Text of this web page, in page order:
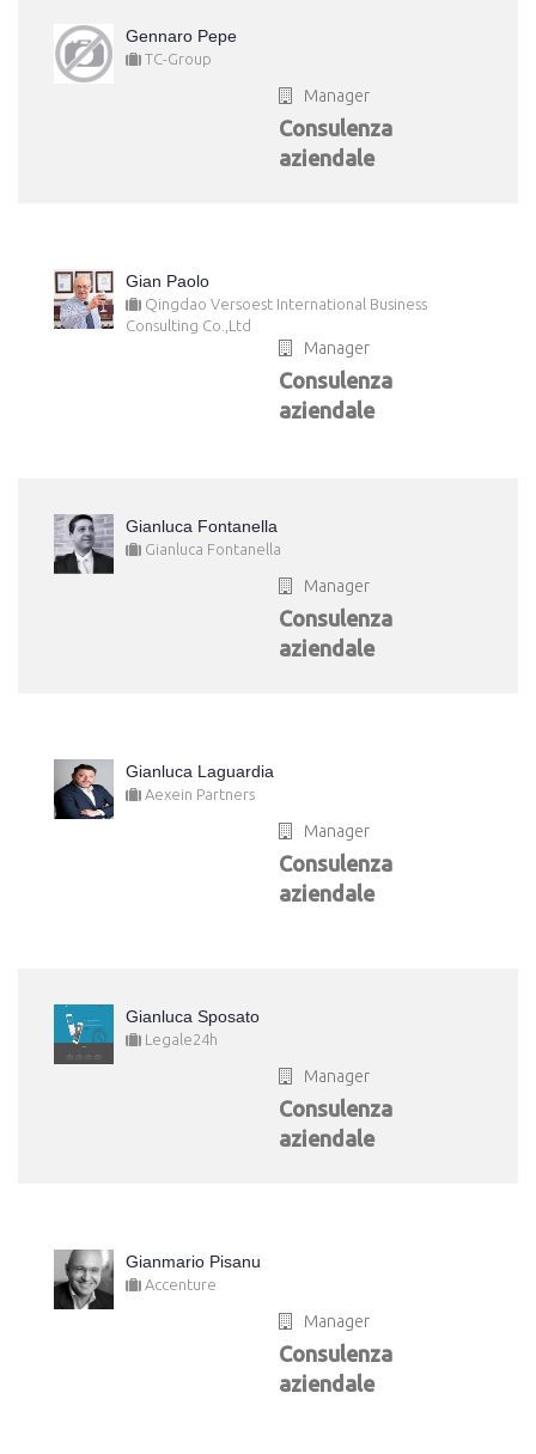
Gennaro Pepe
TC-Group
Manager
Consulenza
aziendale
Gian Paolo
Qingdao Versoest International Business
Consulting Co.,Ltd
Manager
Consulenza
aziendale
Gianluca Fontanella
Gianluca Fontanella
Manager
Consulenza
aziendale
Gianluca Laguardia
Aexein Partners
Manager
Consulenza
aziendale
Gianluca Sposato
Legale24h
Manager
Consulenza
aziendale
Gianmario Pisanu
Accenture
Manager
Consulenza
aziendale